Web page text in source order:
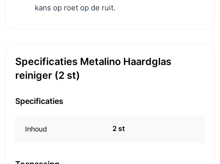
kans op roet op de ruit.
Specificaties Metalino Haardglas
reiniger (2 st)
Specificaties
Inhoud 2 st